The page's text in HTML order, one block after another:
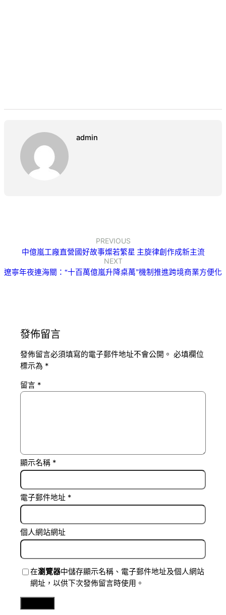
admin
PREVIOUS
中億嵐工廠直營國好故事燦若繁星 主旋律創作成新主流
NEXT
遼寧年夜連海關：“十百萬億嵐升降桌萬”機制推進跨境商業方便化
發佈留言
發佈留言必須填寫的電子郵件地址不會公開。 必填欄位
標示為 *
留言 *
顯示名稱 *
電子郵件地址 *
個人網站網址
在瀏覽器中儲存顯示名稱、電子郵件地址及個人網站
網址，以供下次發佈留言時使用。